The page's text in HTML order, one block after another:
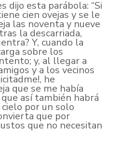
dijo esta parábola: “Si
cien ovejas y se le
las noventa y nueve
la descarriada,
Y, cuando la
sobre los
y, al llegar a
y a los vecinos
he
que se me había
así también habrá
por un solo
que por
que no necesitan